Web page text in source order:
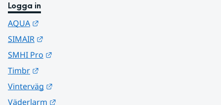
Logga in
AQUA
SIMAIR
SMHI Pro
Timbr
Vinterväg
Väderlarm